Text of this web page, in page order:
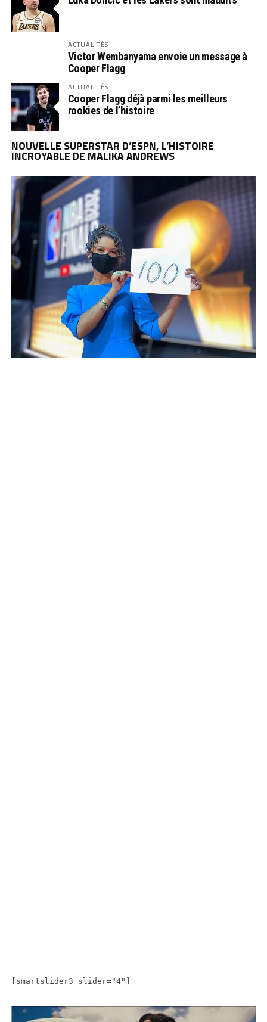
ACTUALITÉS
Victor Wembanyama envoie un message à
Cooper Flagg
ACTUALITÉS
Cooper Flagg déjà parmi les meilleurs
rookies de l’histoire
NOUVELLE SUPERSTAR D’ESPN, L’HISTOIRE
INCROYABLE DE MALIKA ANDREWS
[smartslider3 slider="4"]